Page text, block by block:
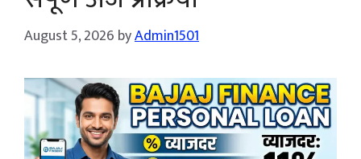
August 5, 2026 byAdmin1501